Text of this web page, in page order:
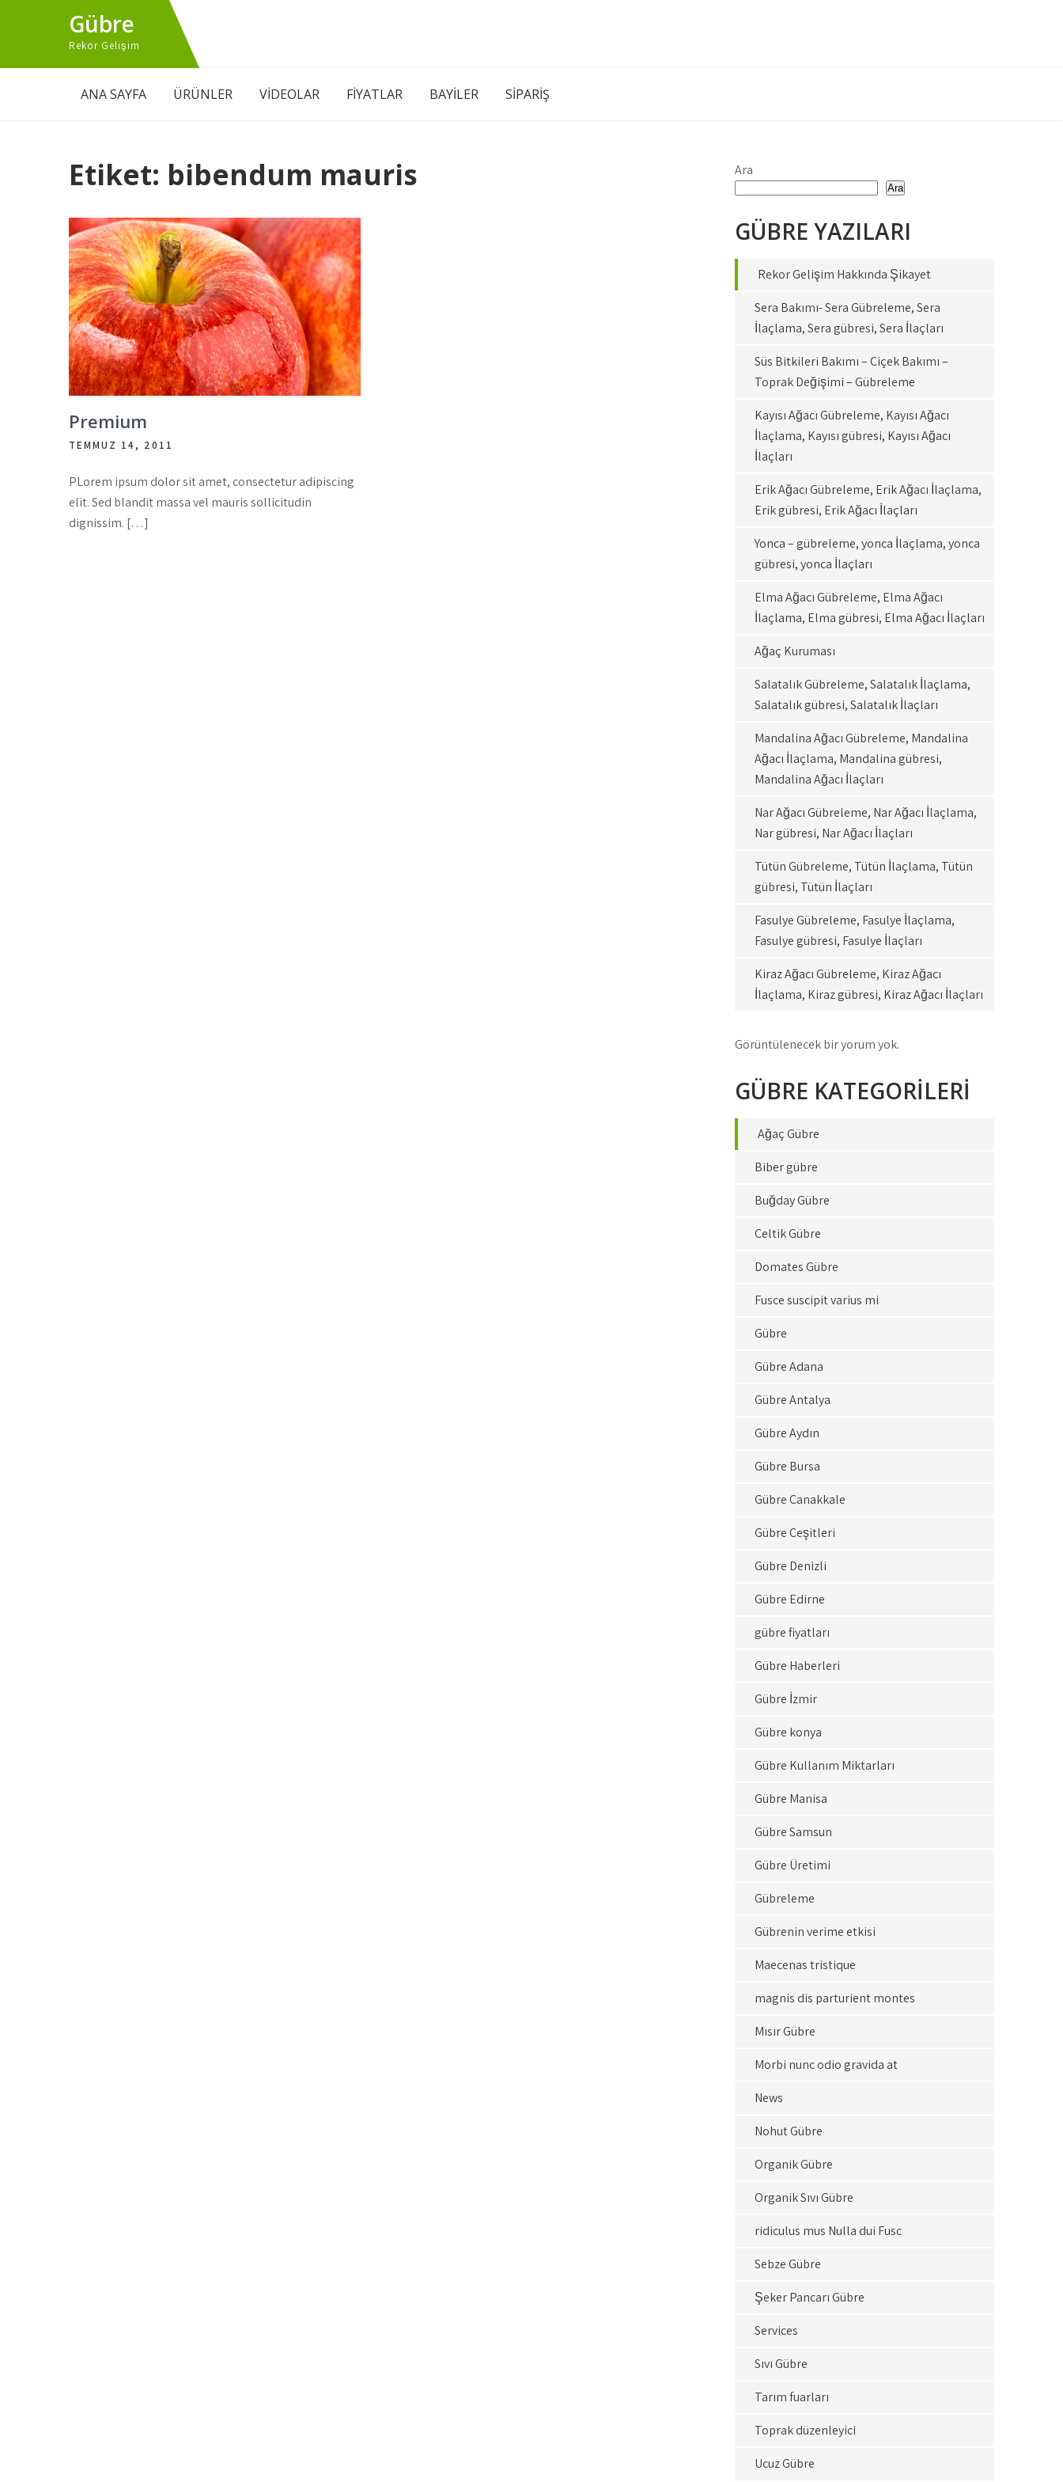
Gübre
Rekor Gelişim
ANA SAYFA ÜRÜNLER VİDEOLAR FİYATLAR BAYİLER SİPARİŞ
Etiket: bibendum mauris
Premium
TEMMUZ 14, 2011
PLorem ipsum dolor sit amet, consectetur adipiscing
elit. Sed blandit massa vel mauris sollicitudin
dignissim. […]
Ara
Ara
GÜBRE YAZILARI
Rekor Gelişim Hakkında Şikayet
Sera Bakımı- Sera Gübreleme, Sera
İlaçlama, Sera gübresi, Sera İlaçları
Süs Bitkileri Bakımı – Çiçek Bakımı –
Toprak Değişimi – Gübreleme
Kayısı Ağacı Gübreleme, Kayısı Ağacı
İlaçlama, Kayısı gübresi, Kayısı Ağacı
İlaçları
Erik Ağacı Gübreleme, Erik Ağacı İlaçlama,
Erik gübresi, Erik Ağacı İlaçları
Yonca – gübreleme, yonca İlaçlama, yonca
gübresi, yonca İlaçları
Elma Ağacı Gübreleme, Elma Ağacı
İlaçlama, Elma gübresi, Elma Ağacı İlaçları
Ağaç Kuruması
Salatalık Gübreleme, Salatalık İlaçlama,
Salatalık gübresi, Salatalık İlaçları
Mandalina Ağacı Gübreleme, Mandalina
Ağacı İlaçlama, Mandalina gübresi,
Mandalina Ağacı İlaçları
Nar Ağacı Gübreleme, Nar Ağacı İlaçlama,
Nar gübresi, Nar Ağacı İlaçları
Tütün Gübreleme, Tütün İlaçlama, Tütün
gübresi, Tütün İlaçları
Fasulye Gübreleme, Fasulye İlaçlama,
Fasulye gübresi, Fasulye İlaçları
Kiraz Ağacı Gübreleme, Kiraz Ağacı
İlaçlama, Kiraz gübresi, Kiraz Ağacı İlaçları
Görüntülenecek bir yorum yok.
GÜBRE KATEGORİLERİ
Ağaç Gübre
Biber gübre
Buğday Gübre
Çeltik Gübre
Domates Gübre
Fusce suscipit varius mi
Gübre
Gübre Adana
Gübre Antalya
Gübre Aydın
Gübre Bursa
Gübre Çanakkale
Gübre Çeşitleri
Gübre Denizli
Gübre Edirne
gübre fiyatları
Gübre Haberleri
Gübre İzmir
Gübre konya
Gübre Kullanım Miktarları
Gübre Manisa
Gübre Samsun
Gübre Üretimi
Gübreleme
Gübrenin verime etkisi
Maecenas tristique
magnis dis parturient montes
Mısır Gübre
Morbi nunc odio gravida at
News
Nohut Gübre
Organik Gübre
Organik Sıvı Gübre
ridiculus mus Nulla dui Fusc
Sebze Gübre
Şeker Pancarı Gübre
Services
Sıvı Gübre
Tarım fuarları
Toprak düzenleyici
Ucuz Gübre